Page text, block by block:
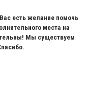
есть желание помочь
места на
Мы существуем